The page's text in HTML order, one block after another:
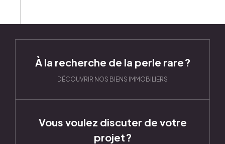
À la recherche de la perle rare ?
DÉCOUVRIR NOS BIENS IMMOBILIERS
Vous voulez discuter de votre
projet ?